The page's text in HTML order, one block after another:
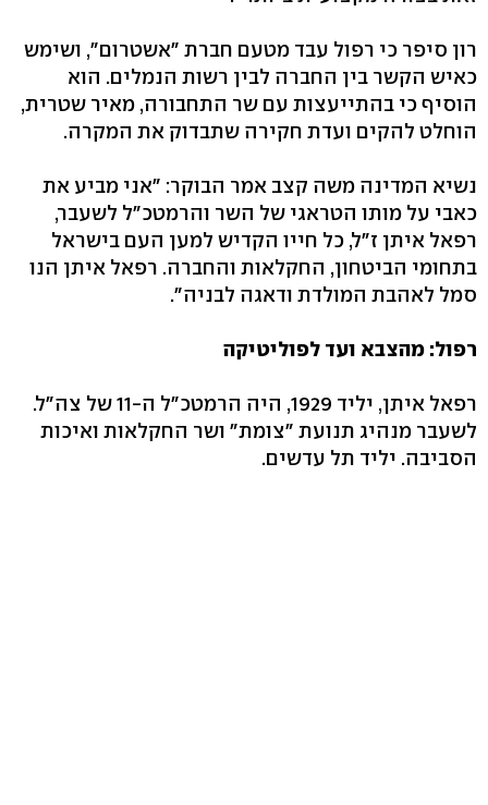
רון סיפר כי רפול עבד מטעם חברת "אשטרום", ושימש
כאיש הקשר בין החברה לבין רשות הנמלים. הוא
הוסיף כי בהתייעצות עם שר התחבורה, מאיר שטרית,
הוחלט להקים ועדת חקירה שתבדוק את המקרה.
נשיא המדינה משה קצב אמר הבוקר: "אני מביע את
כאבי על מותו הטראגי של השר והרמטכ"ל לשעבר,
רפאל איתן ז"ל, כל חייו הקדיש למען העם בישראל
בתחומי הביטחון, החקלאות והחברה. רפאל איתן הנו
סמל לאהבת המולדת ודאגה לבניה".
רפול: מהצבא ועד לפוליטיקה
רפאל איתן, יליד 1929, היה הרמטכ"ל ה-11 של צה"ל.
לשעבר מנהיג תנועת "צומת" ושר החקלאות ואיכות
הסביבה. יליד תל עדשים.